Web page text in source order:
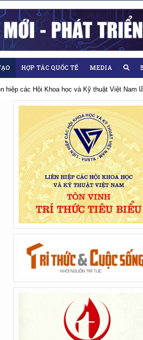
HỢP TÁC QUỐC TẾ MEDIA
hiệp các Hội Khoa học và Kỹ thuật Việt Nam